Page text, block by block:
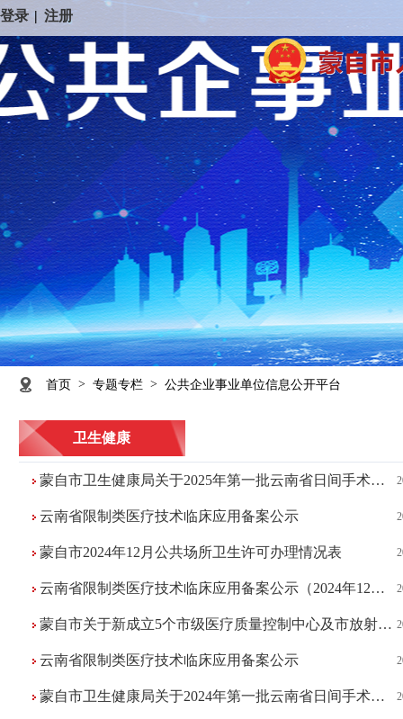
登录 | 注册
首页 > 专题专栏 > 公共企业事业单位信息公开平台
卫生健康
蒙自市卫生健康局关于2025年第一批云南省日间手术备案的公示
云南省限制类医疗技术临床应用备案公示
蒙自市2024年12月公共场所卫生许可办理情况表
云南省限制类医疗技术临床应用备案公示（2024年12月11日）
蒙自市关于新成立5个市级医疗质量控制中心及市放射影像诊断质量控制中心续聘的公示
云南省限制类医疗技术临床应用备案公示
蒙自市卫生健康局关于2024年第一批云南省日间手术备案的公示